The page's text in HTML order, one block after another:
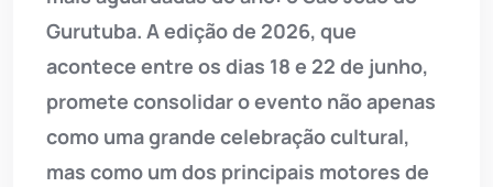
Gurutuba. A edição de 2026, que
acontece entre os dias 18 e 22 de junho,
promete consolidar o evento não apenas
como uma grande celebração cultural,
mas como um dos principais motores de